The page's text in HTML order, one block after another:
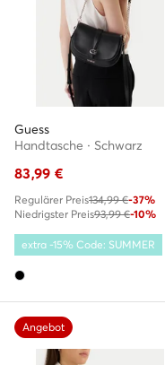
Guess
Handtasche · Schwarz
83,99 €
Regulärer Preis134,99 €-37%
Niedrigster Preis93,99 €-10%
extra -15% Code: SUMMER
Angebot